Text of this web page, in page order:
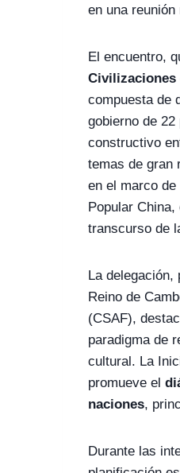
en una
El encuentro,
Civilizaciones
compuesta de
gobierno de
constructivo
temas de gran
en el marco de
Popular
transcurso de
La delegación,
Reino de
(CSAF),
paradigma de
cultural. La
promueve el
naciones,
Durante las